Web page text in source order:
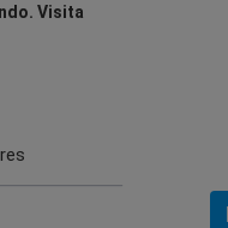
Visita